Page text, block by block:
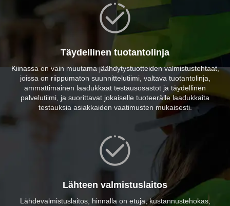
Täydellinen tuotantolinja
Kiinassa on vain muutama jäähdytystuotteiden valmistustehtaat,
joissa on riippumaton suunnittelutiimi, valtava tuotantolinja,
ammattimainen laadukkaat testausosastot ja täydellinen
palvelutiimi, ja suorittavat jokaiselle tuoteerälle laadukkaita
testauksia asiakkaiden vaatimusten mukaisesti.
Lähteen valmistuslaitos
Lähdevalmistuslaitos, hinnalla on etuja, kustannustehokas,